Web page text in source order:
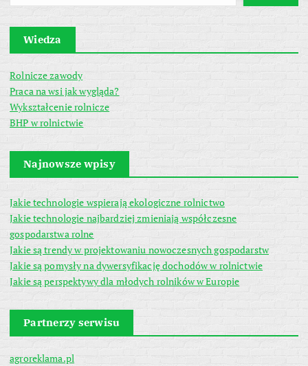
Wiedza
Rolnicze zawody
Praca na wsi jak wygląda?
Wykształcenie rolnicze
BHP w rolnictwie
Najnowsze wpisy
Jakie technologie wspierają ekologiczne rolnictwo
Jakie technologie najbardziej zmieniają współczesne
gospodarstwa rolne
Jakie są trendy w projektowaniu nowoczesnych gospodarstw
Jakie są pomysły na dywersyfikację dochodów w rolnictwie
Jakie są perspektywy dla młodych rolników w Europie
Partnerzy serwisu
agroreklama.pl